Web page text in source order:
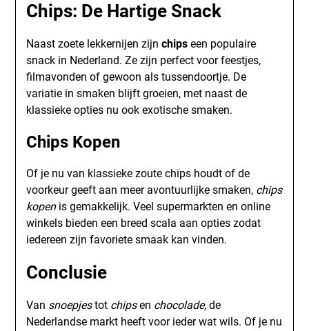
Chips: De Hartige Snack
Naast zoete lekkernijen zijnchips een populaire
snack in Nederland. Ze zijn perfect voor feestjes,
filmavonden of gewoon als tussendoortje. De
variatie in smaken blijft groeien, met naast de
klassieke opties nu ook exotische smaken.
Chips Kopen
Of je nu van klassieke zoute chips houdt of de
voorkeur geeft aan meer avontuurlijke smaken, chips
kopenis gemakkelijk. Veel supermarkten en online
winkels bieden een breed scala aan opties zodat
iedereen zijn favoriete smaak kan vinden.
Conclusie
Van snoepjestot chipsen chocolade, de
Nederlandse markt heeft voor ieder wat wils. Of je nu